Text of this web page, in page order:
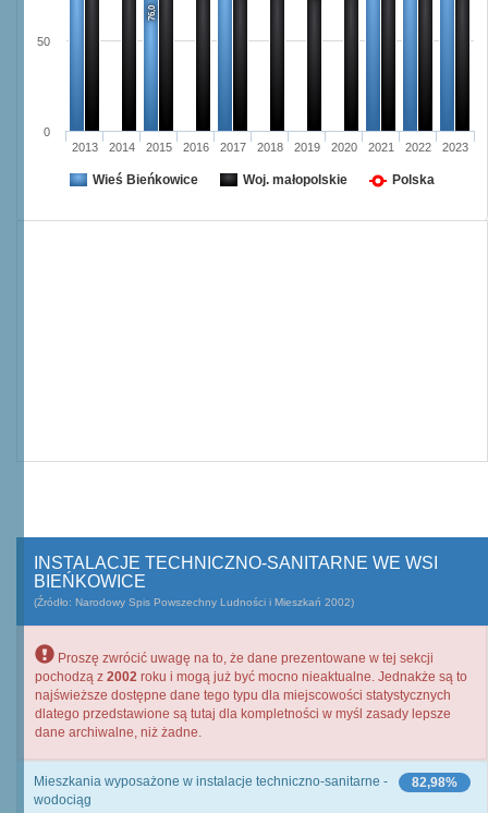
76,0
2013 2014 2015 2016 2017 2018 2019 2020 2021 2022 2023
0
50
Wieś Bieńkowice Woj. małopolskie Polska
INSTALACJE TECHNICZNO-SANITARNE WE WSI
BIEŃKOWICE
(Źródło: Narodowy Spis Powszechny Ludności i Mieszkań 2002)
Proszę zwrócić uwagę na to, że dane prezentowane w tej sekcji
pochodzą z 2002 roku i mogą już być mocno nieaktualne. Jednakże są to
najświeższe dostępne dane tego typu dla miejscowości statystycznych
dlatego przedstawione są tutaj dla kompletności w myśl zasady lepsze
dane archiwalne, niż żadne.
82,98%
Mieszkania wyposażone w instalacje techniczno-sanitarne -
wodociąg